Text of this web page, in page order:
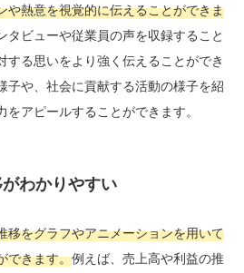
や熱意を視覚的に伝えることができま
タビューや従業員の声を収録すること
する思いをより強く伝えることができ
子や、社会に貢献する活動の様子を紹
アピールすることができます。
わかりやすい
移をグラフやアニメーションを用いて
できます。例えば、売上高や利益の推